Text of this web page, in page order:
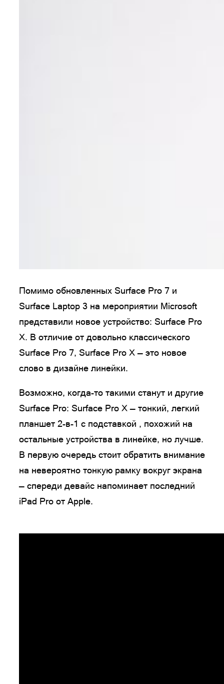
Помимо обновленных Surface Pro 7 и
Surface Laptop 3 на мероприятии Microsoft
представили новое устройство: Surface Pro
X. В отличие от довольно классического
Surface Pro 7, Surface Pro X — это новое
слово в дизайне линейки.
Возможно, когда-то такими станут и другие
Surface Pro: Surface Pro X — тонкий, легкий
планшет 2-в-1 с подставкой , похожий на
остальные устройства в линейке, но лучше.
В первую очередь стоит обратить внимание
на невероятно тонкую рамку вокруг экрана
— спереди девайс напоминает последний
iPad Pro от Apple.